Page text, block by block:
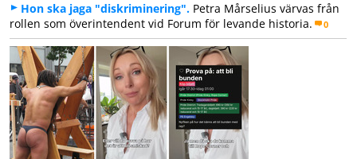
Hon ska jaga "diskriminering". Petra Mårselius värvas från
rollen som överintendent vid Forum för levande historia.
0